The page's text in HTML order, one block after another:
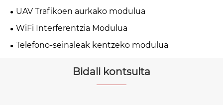
UAV Trafikoen aurkako modulua
WiFi Interferentzia Modulua
Telefono-seinaleak kentzeko modulua
Bidali kontsulta